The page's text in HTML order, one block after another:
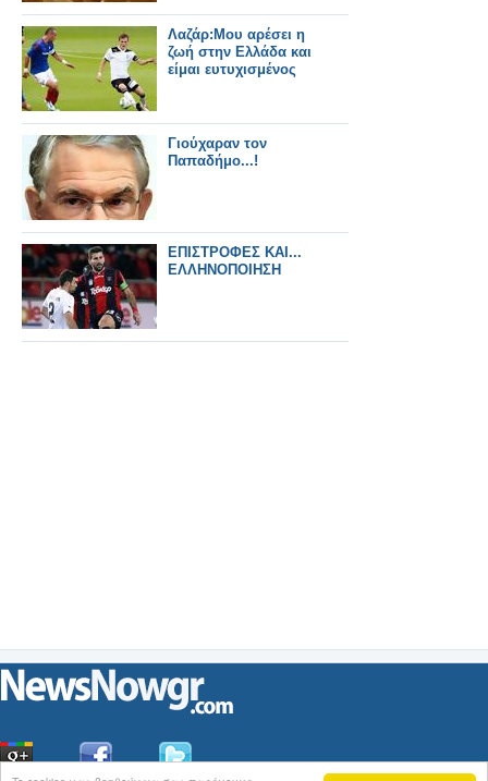
Λαζάρ:Μου αρέσει η
ζωή στην Ελλάδα και
είμαι ευτυχισμένος
Γιούχαραν τον
Παπαδήμο...!
ΕΠΙΣΤΡΟΦΕΣ ΚΑΙ...
ΕΛΛΗΝΟΠΟΙΗΣΗ